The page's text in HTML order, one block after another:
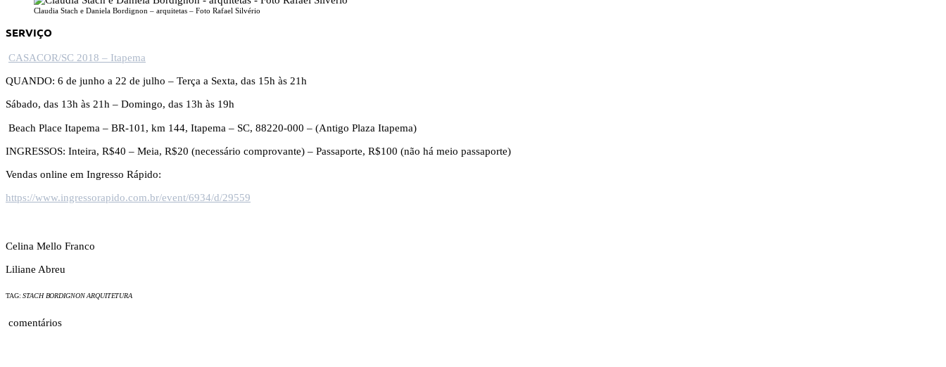
Claudia Stach e Daniela Bordignon – arquitetas – Foto Rafael Silvério
SERVIÇO
CASACOR/SC 2018 – Itapema
QUANDO: 6 de junho a 22 de julho – Terça a Sexta, das 15h às 21h
Sábado, das 13h às 21h – Domingo, das 13h às 19h
Beach Place Itapema – BR-101, km 144, Itapema – SC, 88220-000 – (Antigo Plaza Itapema)
INGRESSOS: Inteira, R$40 – Meia, R$20 (necessário comprovante) – Passaporte, R$100 (não há meio passaporte)
Vendas online em Ingresso Rápido:
https://www.ingressorapido.com.br/event/6934/d/29559
Celina Mello Franco
Liliane Abreu
TAG:STACH BORDIGNON ARQUITETURA
comentários